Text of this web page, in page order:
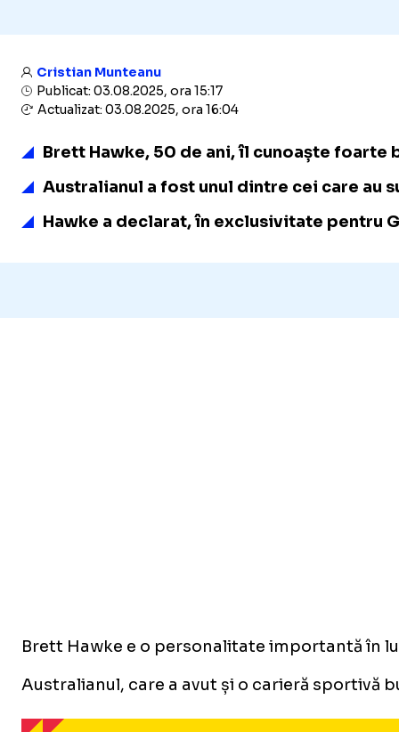
Cristian Munteanu
Publicat: 03.08.2025, ora 15:17
Actualizat: 03.08.2025, ora 16:04
Brett Hawke, 50 de ani, îl cunoaște
Australianul a fost unul dintre cei care au
Hawke a declarat, în exclusivitate pentru
Brett Hawke e o personalitate importantă în
Australianul, care a avut și o carieră sportivă